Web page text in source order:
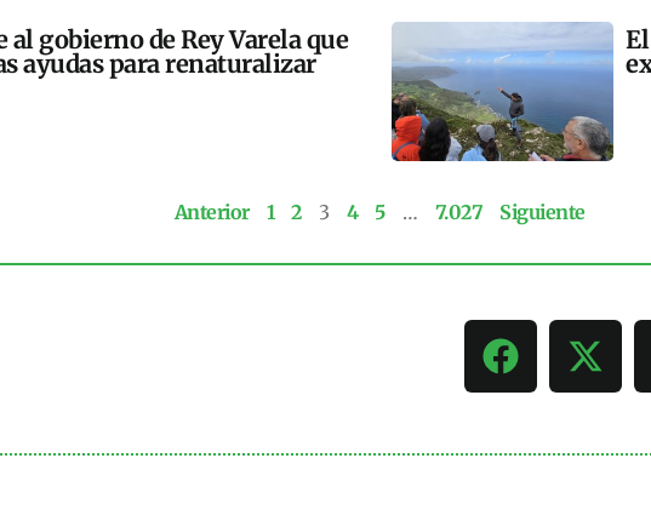
al gobierno de Rey Varela que
ayudas para renaturalizar
Anterior 1 2 3 4 5 … 7.027 Siguiente